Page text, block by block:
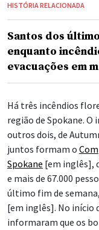
HISTÓRIA RELACIONADA
Santos dos
enquanto
evacuações em
Há três incêndios
região de Spokane. O
outros dois, de
juntos formam o
Spokane [em inglês],
e mais de 67.000
último fim de
[em inglês]. No início
informaram que os